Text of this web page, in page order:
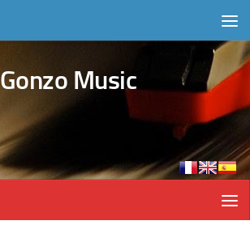
Gonzo Music